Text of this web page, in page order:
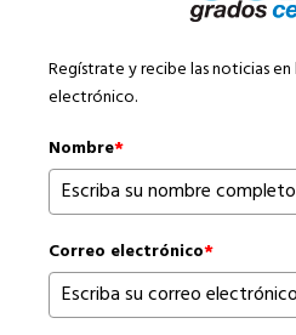
Regístrate y recibe las noticias
electrónico.
Nombre*
Correo electrónico*